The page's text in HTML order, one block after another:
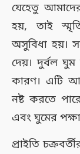
যেহেতু আমাদের
হয়, তাই
অসুবিধা হয়।
দেয়। দুর্বল ঘুম
কারণ। এটি
নষ্ট করতে
এবং ঘুমের
প্রাইতি